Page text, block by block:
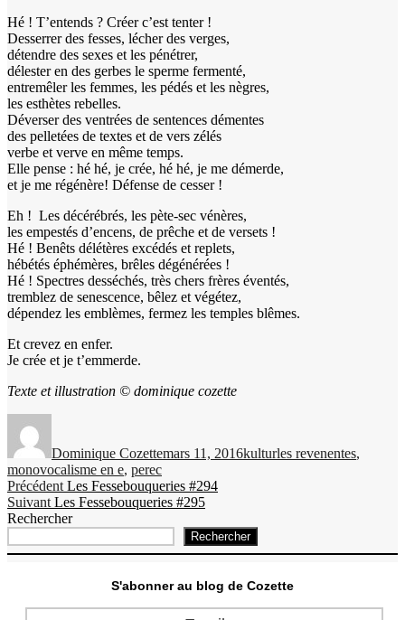
Hé ! T’entends ? Créer c’est tenter !
Desserrer des fesses, lécher des verges,
détendre des sexes et les pénétrer,
délester en des gerbes le sperme fermenté,
entremêler les femmes, les pédés et les nègres,
les esthètes rebelles.
Déverser des ventrées de sentences démentes
des pelletées de textes et de vers zélés
verbe et verve en même temps.
Elle pense : hé hé, je crée, hé hé, je me démerde,
et je me régénère! Défense de cesser !
Eh ! Les décérébrés, les pète-sec vénères,
les empestés d’encens, de prêche et de versets !
Hé ! Benêts délétères excédés et replets,
hébétés éphémères, brêles dégénérées !
Hé ! Spectres desséchés, très chers frères éventés,
tremblez de senescence, bêlez et végétez,
dépendez les emblèmes, fermez les temples blêmes.
Et crevez en enfer.
Je crée et je t’emmerde.
Texte et illustration © dominique cozette
Dominique Cozettemars 11, 2016kulturles revenentes,
monovocalisme en e, perec
Navigation
de
Précédent Publication
précédente :
Les Fessebouqueries #294
Suivant Publication
suivante :
Les Fessebouqueries #295
Rechercher
Rechercher
S'abonner au blog de Cozette